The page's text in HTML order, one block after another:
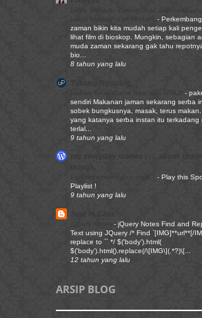
-
zaman bikin kita mudah setiap kali
lihat film di bioskop. Mungkin, sebagian
muda zaman sekarang gak tahu
bio...
8 tahun yang lalu
-
sendiri Makanan jaman sekarang serba
sobek bungkusnya, masak, terus makan.
yang katanya serba instan itu terkadang
terlal...
9 tahun yang lalu
- Play this
Playlist !
9 tahun yang lalu
- jQuery Notes Find and
Text using JQuery /* Find `[IMG]**url**[/
replace to `` */ $('body').html(
$('body').html().replace(/\[IMG\](.*?)\[...
12 tahun yang lalu
ARSIP BLOG